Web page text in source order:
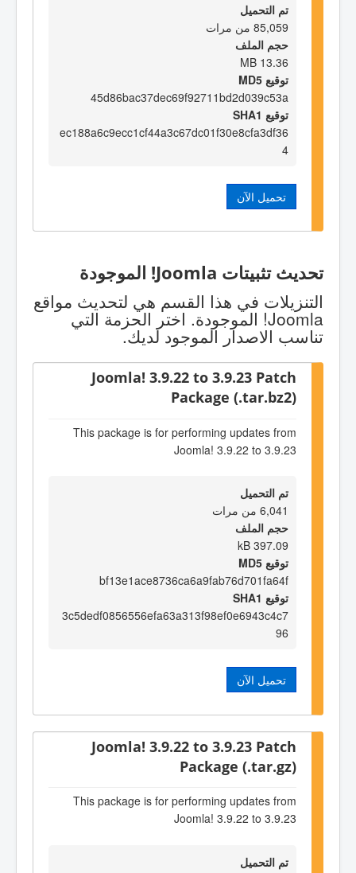
تم التحميل
85,059 من مرات
حجم الملف
13.36 MB
توقيع MD5
45d86bac37dec69f92711bd2d039c53a
توقيع SHA1
ec188a6c9ecc1cf44a3c67dc01f30e8cfa3df36
4
تحميل الآن
تحديث تثبيتات Joomla! الموجودة
التنزيلات في هذا القسم هي لتحديث مواقع
Joomla! الموجودة. اختر الحزمة التي
تناسب الاصدار الموجود لديك.
Joomla! 3.9.22 to 3.9.23 Patch
Package (.tar.bz2)
This package is for performing updates from
Joomla! 3.9.22 to 3.9.23
تم التحميل
6,041 من مرات
حجم الملف
397.09 kB
توقيع MD5
bf13e1ace8736ca6a9fab76d701fa64f
توقيع SHA1
3c5dedf0856556efa63a313f98ef0e6943c4c7
96
تحميل الآن
Joomla! 3.9.22 to 3.9.23 Patch
Package (.tar.gz)
This package is for performing updates from
Joomla! 3.9.22 to 3.9.23
تم التحميل